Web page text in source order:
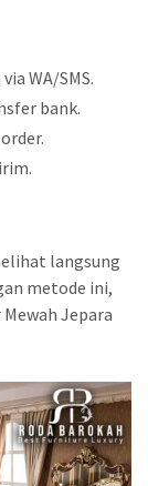
WA/SMS.
bank.
langsung
metode ini,
Jepara